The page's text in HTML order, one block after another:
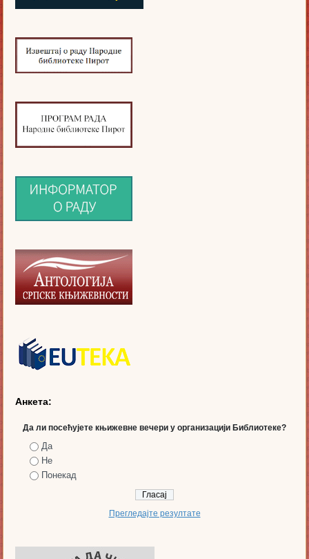
Анкета:
Да ли посећујете књижевне вечери у организацији Библиотеке?
Да
Не
Понекад
Прегледајте резултате